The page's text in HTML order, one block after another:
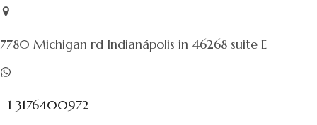
7780 Michigan rd Indianápolis in 46268 suite E
+1 3176400972